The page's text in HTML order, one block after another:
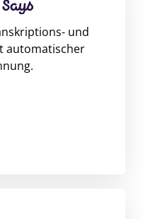
und
automatischer